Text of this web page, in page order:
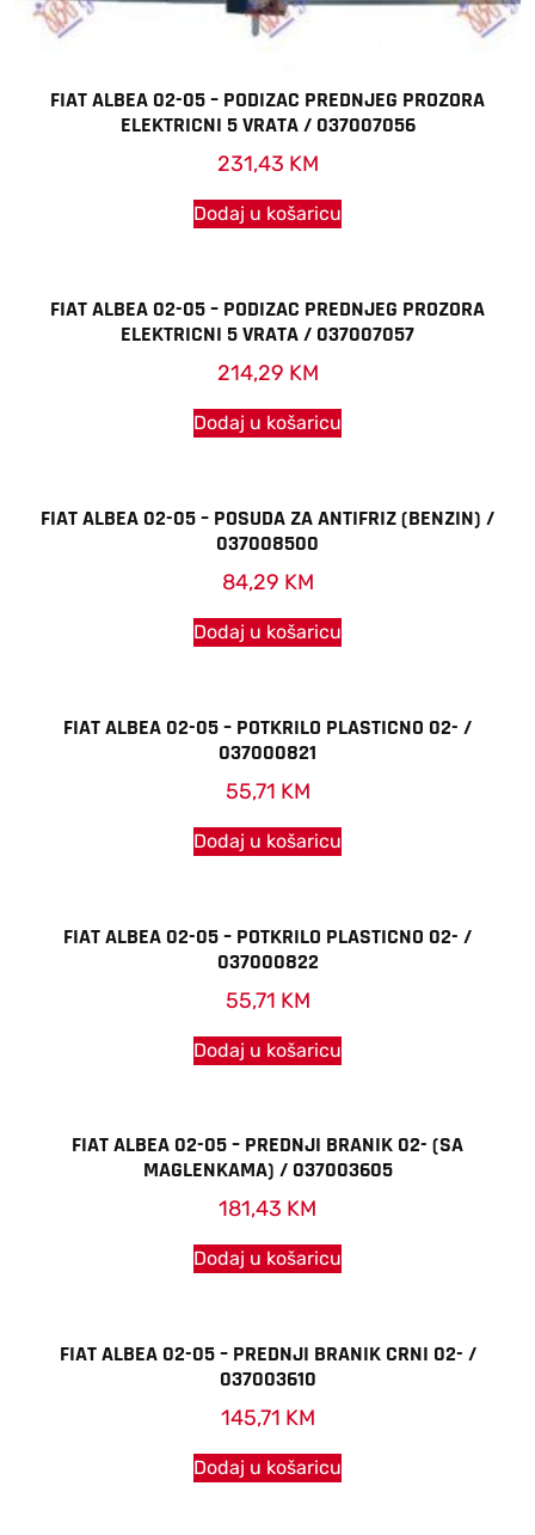
FIAT ALBEA 02-05 – PODIZAC PREDNJEG PROZORA
ELEKTRICNI 5 VRATA / 037007056
231,43 KM
Dodaj u košaricu
FIAT ALBEA 02-05 – PODIZAC PREDNJEG PROZORA
ELEKTRICNI 5 VRATA / 037007057
214,29 KM
Dodaj u košaricu
FIAT ALBEA 02-05 – POSUDA ZA ANTIFRIZ (BENZIN) /
037008500
84,29 KM
Dodaj u košaricu
FIAT ALBEA 02-05 – POTKRILO PLASTICNO 02- /
037000821
55,71 KM
Dodaj u košaricu
FIAT ALBEA 02-05 – POTKRILO PLASTICNO 02- /
037000822
55,71 KM
Dodaj u košaricu
FIAT ALBEA 02-05 – PREDNJI BRANIK 02- (SA
MAGLENKAMA) / 037003605
181,43 KM
Dodaj u košaricu
FIAT ALBEA 02-05 – PREDNJI BRANIK CRNI 02- /
037003610
145,71 KM
Dodaj u košaricu